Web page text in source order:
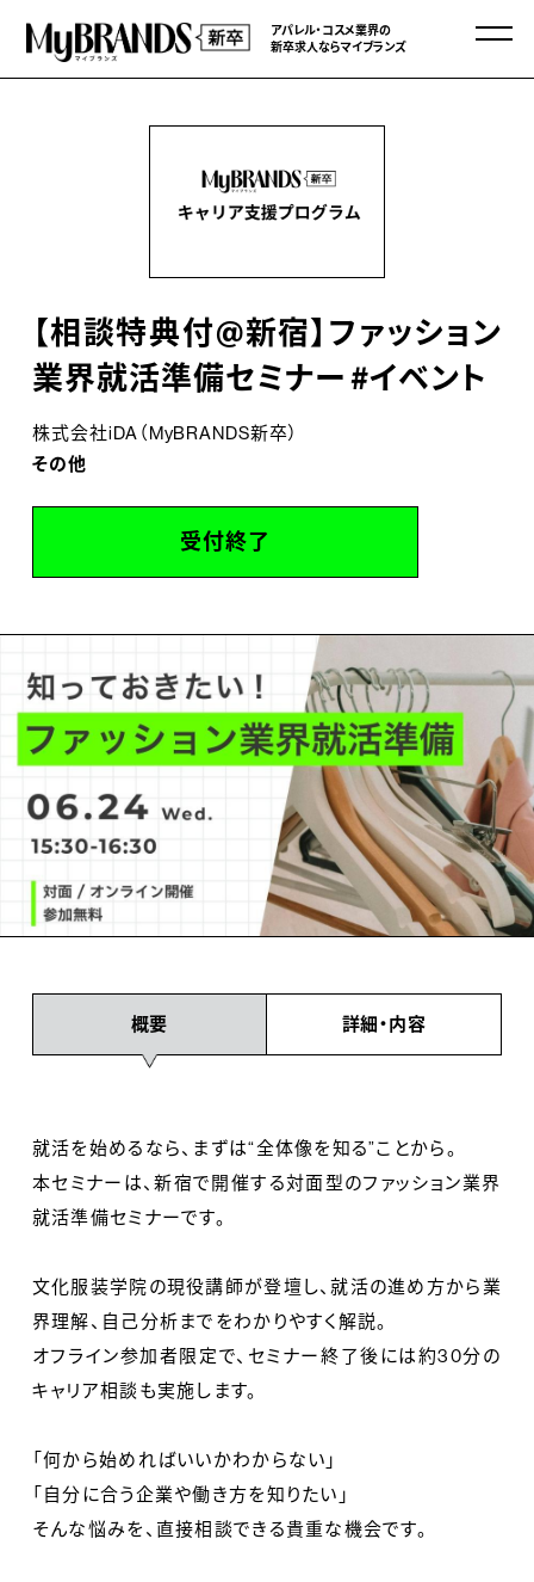
アパレル・コスメ業界の
新卒求人ならマイブランズ
【相談特典付@新宿】ファッション
業界就活準備セミナー #イベント
株式会社iDA（MyBRANDS新卒）
その他
受付終了
概要 詳細・内容
就活を始めるなら、まずは“全体像を知る”ことから。
本セミナーは、新宿で開催する対面型のファッション業界
就活準備セミナーです。
文化服装学院の現役講師が登壇し、就活の進め方から業
界理解、自己分析までをわかりやすく解説。
オフライン参加者限定で、セミナー終了後には約30分の
キャリア相談も実施します。
「何から始めればいいかわからない」
「自分に合う企業や働き方を知りたい」
そんな悩みを、直接相談できる貴重な機会です。